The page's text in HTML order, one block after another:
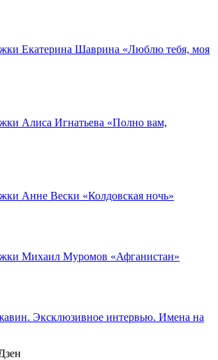
Екатерина Шаврина «Люблю тебя, моя
Алиса Игнатьева «Полно вам,
Анне Вески «Колдовская ночь»
Михаил Муромов «Афганистан»
Эксклюзивное интервью. Имена на